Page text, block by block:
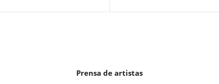
Prensa de artistas